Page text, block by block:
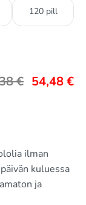
120 pill
€ 54,48€
ilman
kuluessa
ja